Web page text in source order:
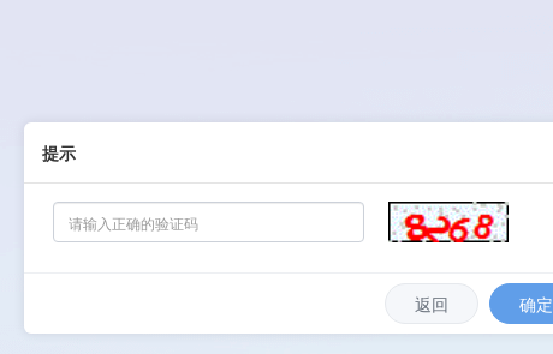
提示
返回 确定